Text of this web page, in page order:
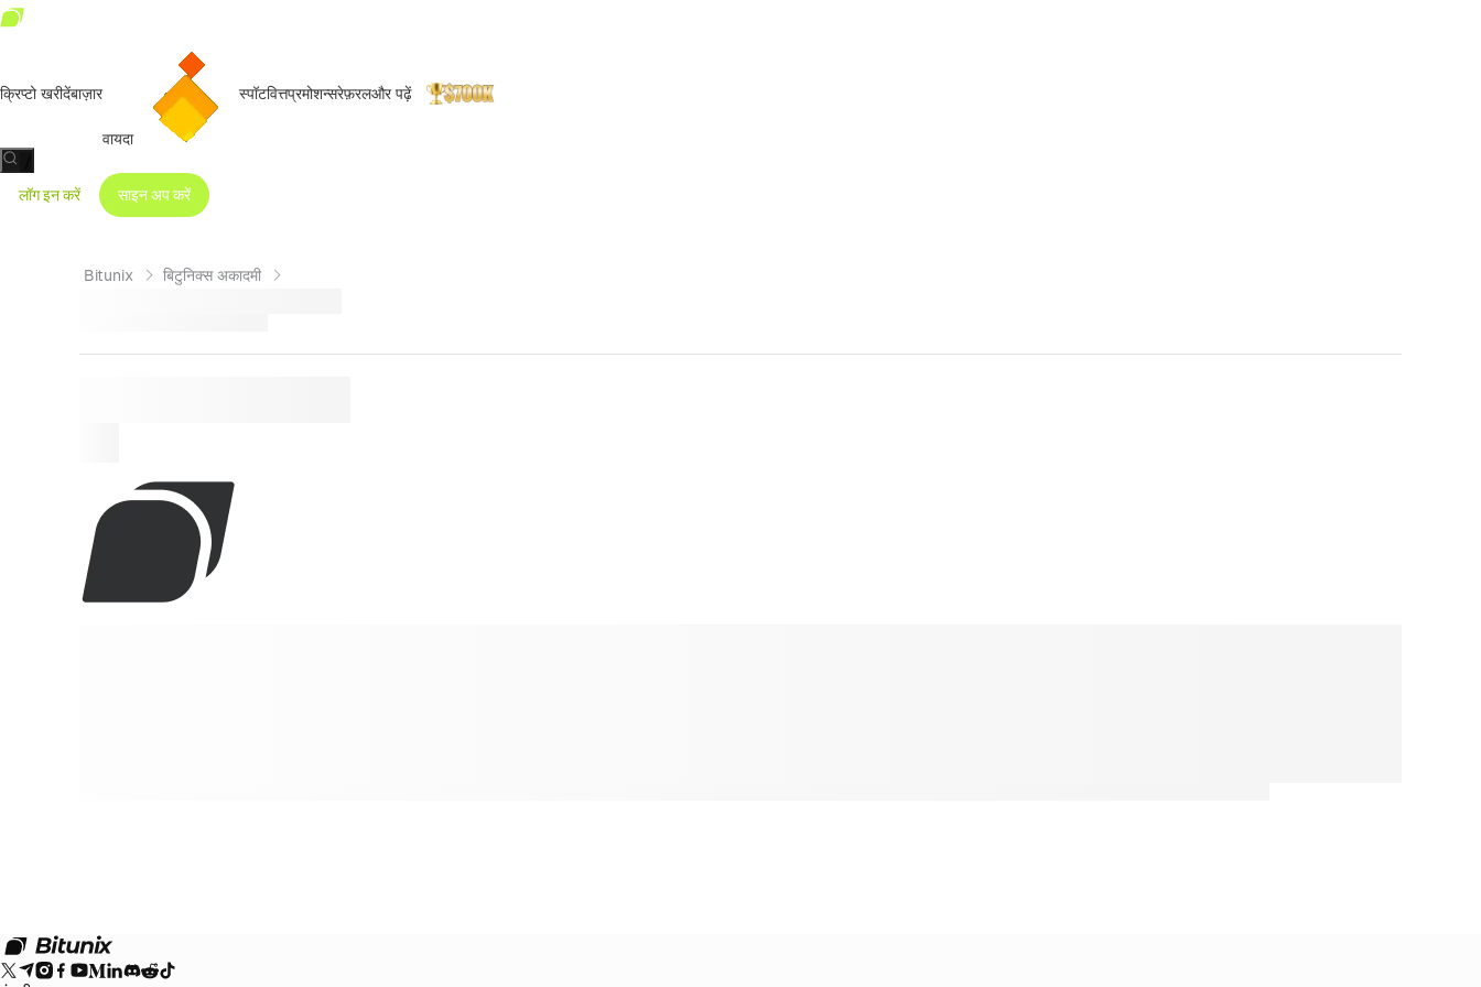
क्रिप्टो खरीदेंबाज़ार
वायदा
स्पॉटवित्तप्रमोशन्सरेफ़रलऔर पढ़ें
लॉग इन करें
साइन अप करें
Bitunix बिटुनिक्स अकादमी